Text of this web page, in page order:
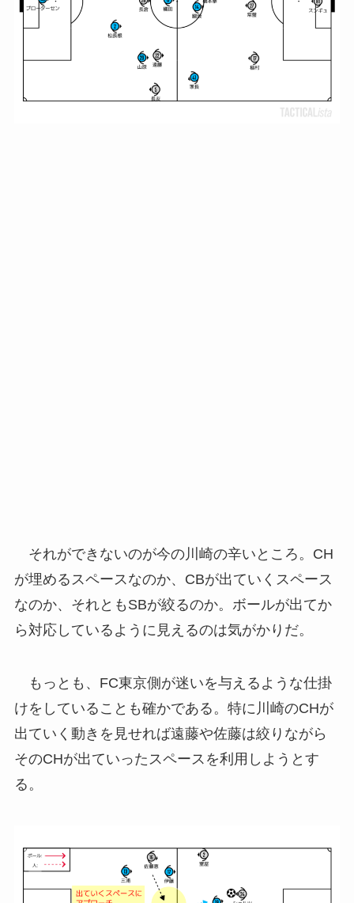
それができないのが今の川崎の辛いところ。CH
が埋めるスペースなのか、CBが出ていくスペース
なのか、それともSBが絞るのか。ボールが出てか
ら対応しているように見えるのは気がかりだ。
もっとも、FC東京側が迷いを与えるような仕掛
けをしていることも確かである。特に川崎のCHが
出ていく動きを見せれば遠藤や佐藤は絞りながら
そのCHが出ていったスペースを利用しようとす
る。